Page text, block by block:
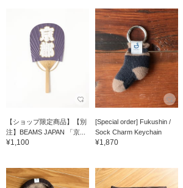
【ショップ限定商品】【別
注】BEAMS JAPAN 「京...
¥1,100
[Special order] Fukushin /
Sock Charm Keychain
¥1,870